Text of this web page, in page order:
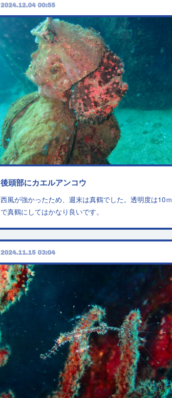
2024.12.04 00:55
後頭部にカエルアンコウ
西風が強かったため、週末は真鶴でした。透明度は10ｍ
で真鶴にしてはかなり良いです。
2024.11.15 03:04